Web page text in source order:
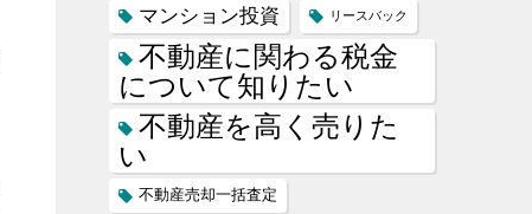
マンション投資 リースバック
不動産に関わる税金
について知りたい
不動産を高く売りた
い
不動産売却一括査定